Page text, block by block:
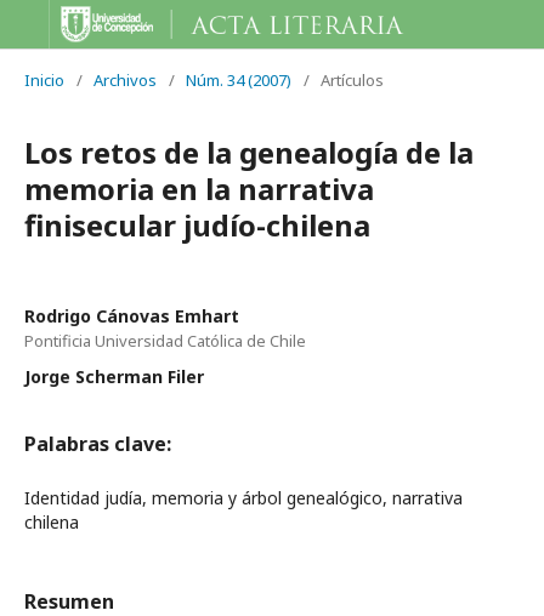
Inicio / Archivos / Núm. 34 (2007) / Artículos
Los retos de la genealogía de la
memoria en la narrativa
finisecular judío-chilena
Rodrigo Cánovas Emhart
Pontificia Universidad Católica de Chile
Jorge Scherman Filer
Palabras clave:
Identidad judía, memoria y árbol genealógico, narrativa
chilena
Resumen